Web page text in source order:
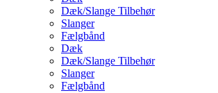
Dæk/Slange Tilbehør
Slanger
Fælgbånd
Dæk
Dæk/Slange Tilbehør
Slanger
Fælgbånd